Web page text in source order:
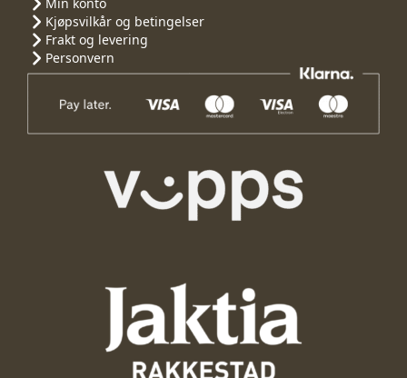
Kjøpsvilkår og betingelser
Frakt og levering
Personvern